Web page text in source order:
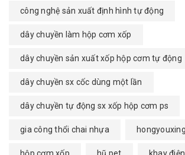
công nghệ sản xuất định hình tự động
dây chuyền làm hộp cơm xốp
dây chuyền sản xuất xốp hộp cơm tự động
dây chuyền sx cốc dùng một lần
dây chuyền tự động sx xốp hộp cơm ps
gia công thổi chai nhựa